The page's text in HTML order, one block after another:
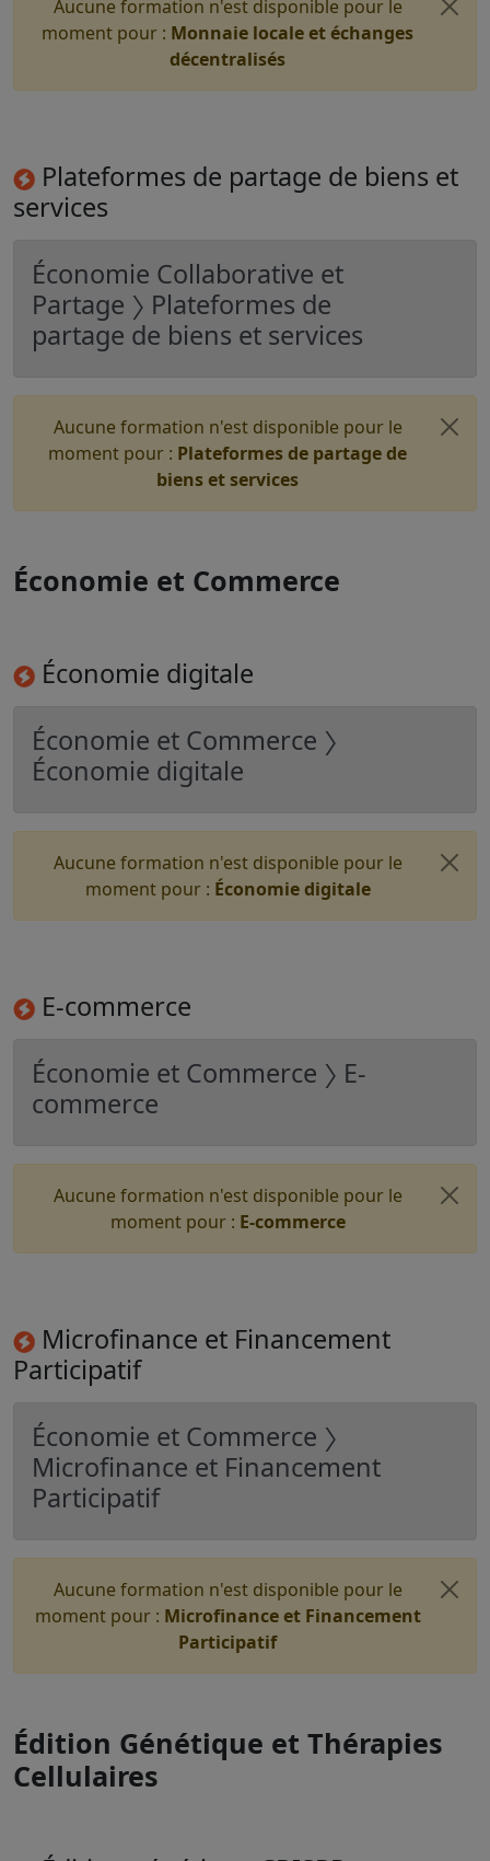
Aucune formation n'est disponible pour le
moment pour : Monnaie locale et échanges
décentralisés
Plateformes de partage de biens et
services
Économie Collaborative et
Partage 〉 Plateformes de
partage de biens et services
Aucune formation n'est disponible pour le
moment pour : Plateformes de partage de
biens et services
Économie et Commerce
Économie digitale
Économie et Commerce 〉
Économie digitale
Aucune formation n'est disponible pour le
moment pour : Économie digitale
E-commerce
Économie et Commerce 〉 E-
commerce
Aucune formation n'est disponible pour le
moment pour : E-commerce
Microfinance et Financement
Participatif
Économie et Commerce 〉
Microfinance et Financement
Participatif
Aucune formation n'est disponible pour le
moment pour : Microfinance et Financement
Participatif
Édition Génétique et Thérapies
Cellulaires